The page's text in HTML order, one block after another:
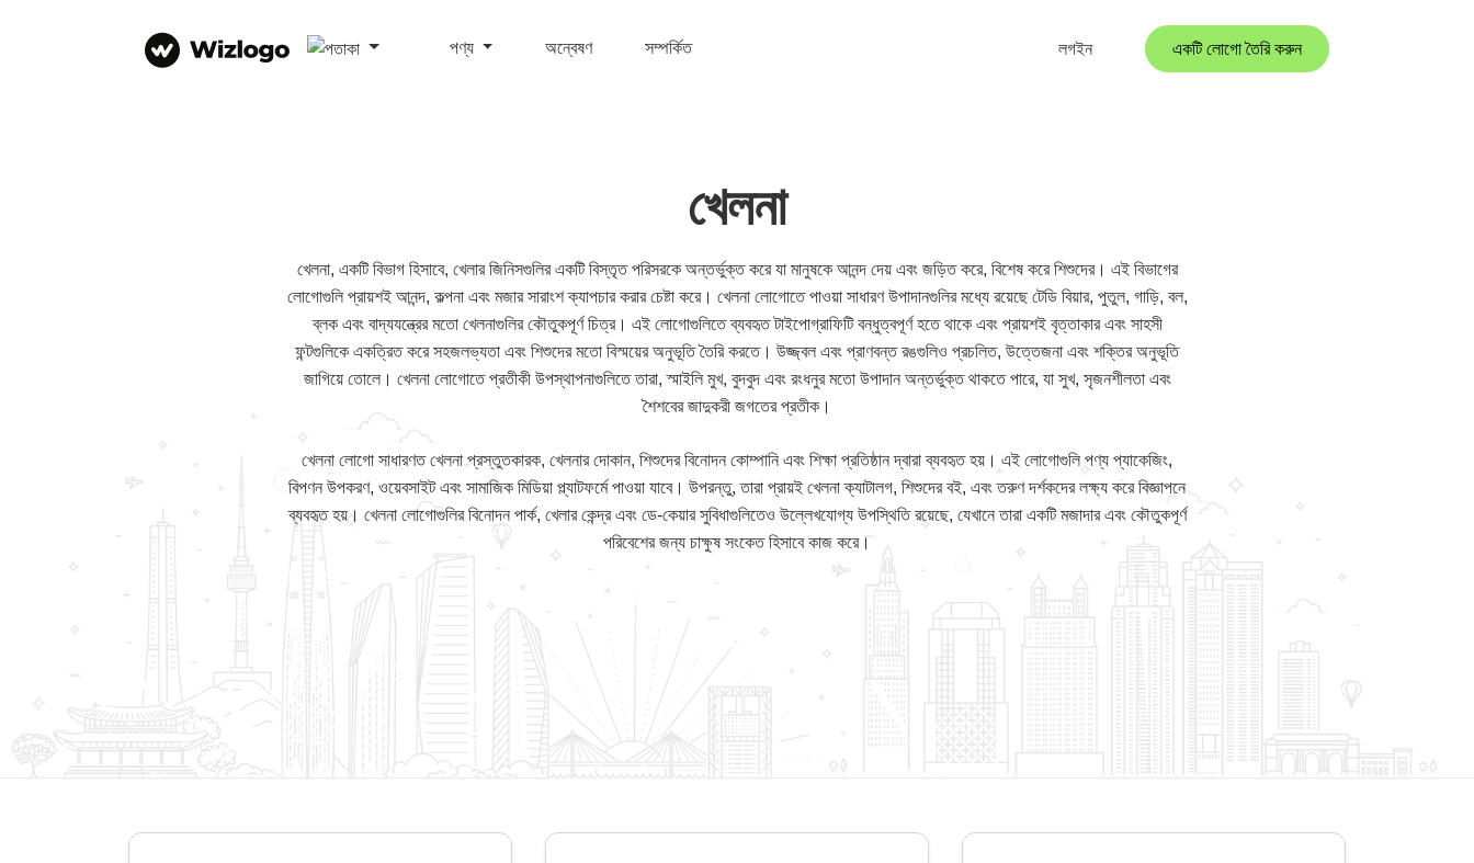
পণ্য অন্বেষণ সম্পর্কিত লগইন একটি লোগো তৈরি করুন
খেলনা
খেলনা, একটি বিভাগ হিসাবে, খেলার জিনিসগুলির একটি বিস্তৃত পরিসরকে অন্তর্ভুক্ত করে যা মানুষকে আনন্দ দেয় এবং জড়িত করে, বিশেষ করে শিশুদের। এই বিভাগের
লোগোগুলি প্রায়শই আনন্দ, কল্পনা এবং মজার সারাংশ ক্যাপচার করার চেষ্টা করে। খেলনা লোগোতে পাওয়া সাধারণ উপাদানগুলির মধ্যে রয়েছে টেডি বিয়ার, পুতুল, গাড়ি, বল,
ব্লক এবং বাদ্যযন্ত্রের মতো খেলনাগুলির কৌতুকপূর্ণ চিত্র। এই লোগোগুলিতে ব্যবহৃত টাইপোগ্রাফিটি বন্ধুত্বপূর্ণ হতে থাকে এবং প্রায়শই বৃত্তাকার এবং সাহসী
ফন্টগুলিকে একত্রিত করে সহজলভ্যতা এবং শিশুদের মতো বিস্ময়ের অনুভূতি তৈরি করতে। উজ্জ্বল এবং প্রাণবন্ত রঙগুলিও প্রচলিত, উত্তেজনা এবং শক্তির অনুভূতি
জাগিয়ে তোলে। খেলনা লোগোতে প্রতীকী উপস্থাপনাগুলিতে তারা, স্মাইলি মুখ, বুদবুদ এবং রংধনুর মতো উপাদান অন্তর্ভুক্ত থাকতে পারে, যা সুখ, সৃজনশীলতা এবং
শৈশবের জাদুকরী জগতের প্রতীক।
খেলনা লোগো সাধারণত খেলনা প্রস্তুতকারক, খেলনার দোকান, শিশুদের বিনোদন কোম্পানি এবং শিক্ষা প্রতিষ্ঠান দ্বারা ব্যবহৃত হয়। এই লোগোগুলি পণ্য প্যাকেজিং,
বিপণন উপকরণ, ওয়েবসাইট এবং সামাজিক মিডিয়া প্ল্যাটফর্মে পাওয়া যাবে। উপরন্তু, তারা প্রায়ই খেলনা ক্যাটালগ, শিশুদের বই, এবং তরুণ দর্শকদের লক্ষ্য করে বিজ্ঞাপনে
ব্যবহৃত হয়। খেলনা লোগোগুলির বিনোদন পার্ক, খেলার কেন্দ্র এবং ডে-কেয়ার সুবিধাগুলিতেও উল্লেখযোগ্য উপস্থিতি রয়েছে, যেখানে তারা একটি মজাদার এবং কৌতুকপূর্ণ
পরিবেশের জন্য চাক্ষুষ সংকেত হিসাবে কাজ করে।